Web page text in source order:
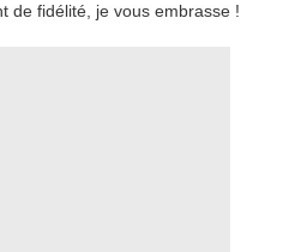
de fidélité, je vous embrasse !